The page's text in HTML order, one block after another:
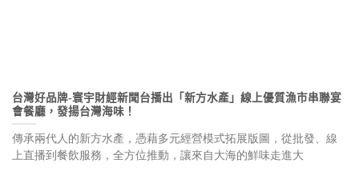
台灣好品牌-寰宇財經新聞台播出「新方水產」線上優質漁市串聯宴
會餐廳，發揚台灣海味！
傳承兩代人的新方水產，憑藉多元經營模式拓展版圖，從批發、線
上直播到餐飲服務，全方位推動，讓來自大海的鮮味走進大